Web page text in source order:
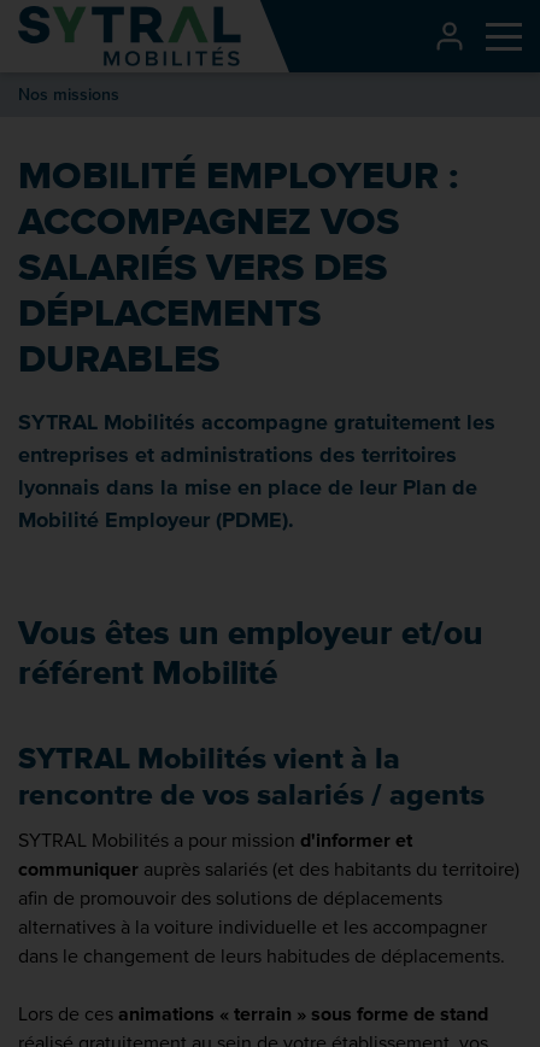
Contenu
Entête de page
Nos missions
MOBILITÉ EMPLOYEUR :
ACCOMPAGNEZ VOS
SALARIÉS VERS DES
DÉPLACEMENTS
DURABLES
SYTRAL Mobilités accompagne gratuitement les
entreprises et administrations des territoires
lyonnais dans la mise en place de leur Plan de
Mobilité Employeur (PDME).
Vous êtes un employeur et/ou
référent Mobilité
SYTRAL Mobilités vient à la
rencontre de vos salariés / agents
SYTRAL Mobilités a pour mission d'informer et
communiquer auprès salariés (et des habitants du territoire)
afin de promouvoir des solutions de déplacements
alternatives à la voiture individuelle et les accompagner
dans le changement de leurs habitudes de déplacements.
Lors de ces animations « terrain » sous forme de stand